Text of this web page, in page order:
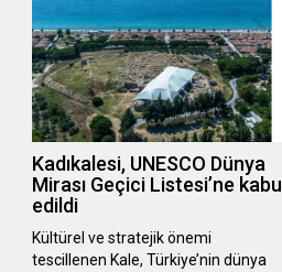
Kadıkalesi, UNESCO Dünya
Mirası Geçici Listesi’ne kabul
edildi
Kültürel ve stratejik önemi
tescillenen Kale, Türkiye’nin dünya